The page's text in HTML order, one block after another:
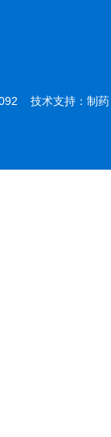
技术支持： 制药